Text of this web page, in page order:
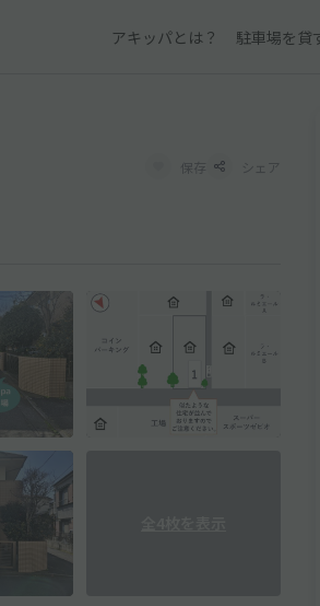
アキッパとは？ 駐車場を貸
保存 シェア